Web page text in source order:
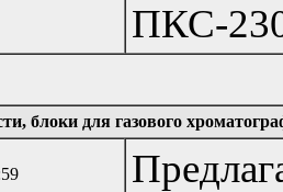
ПКС-
блоки для газового